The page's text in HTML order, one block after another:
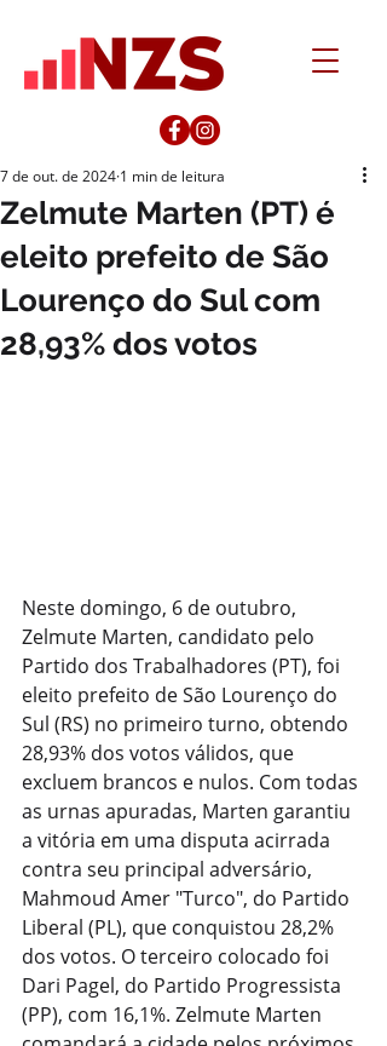
Zelmute Marten (PT) é
eleito prefeito de São
Lourenço do Sul com
28,93% dos votos
7 de out. de 2024 1 min de leitura
Neste domingo, 6 de outubro,
Zelmute Marten, candidato pelo
Partido dos Trabalhadores (PT), foi
eleito prefeito de São Lourenço do
Sul (RS) no primeiro turno, obtendo
28,93% dos votos válidos, que
excluem brancos e nulos. Com todas
as urnas apuradas, Marten garantiu
a vitória em uma disputa acirrada
contra seu principal adversário,
Mahmoud Amer "Turco", do Partido
Liberal (PL), que conquistou 28,2%
dos votos. O terceiro colocado foi
Dari Pagel, do Partido Progressista
(PP), com 16,1%. Zelmute Marten